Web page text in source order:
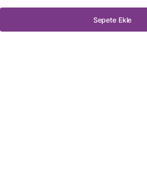
Sepete Ekle